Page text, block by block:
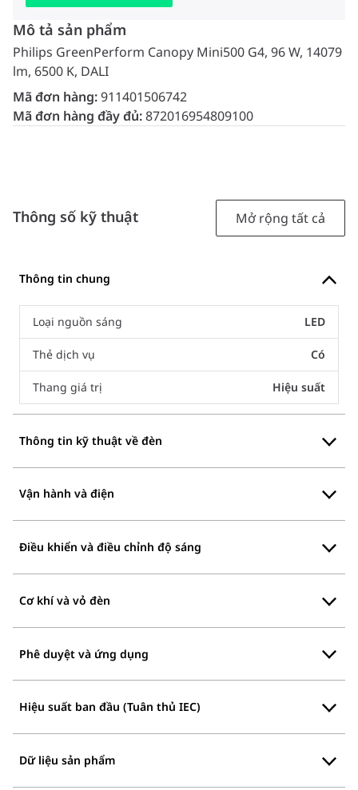
Mô tả sản phẩm
Philips GreenPerform Canopy Mini500 G4, 96 W, 14079
lm, 6500 K, DALI
Mã đơn hàng:911401506742
Mã đơn hàng đầy đủ:872016954809100
Thông số kỹ thuật Mở rộng tất cả
Thông tin chung
Loại nguồn sáng LED
Thẻ dịch vụ Có
Thang giá trị Hiệu suất
Thông tin kỹ thuật về đèn
Vận hành và điện
Điều khiển và điều chỉnh độ sáng
Cơ khí và vỏ đèn
Phê duyệt và ứng dụng
Hiệu suất ban đầu (Tuân thủ IEC)
Dữ liệu sản phẩm